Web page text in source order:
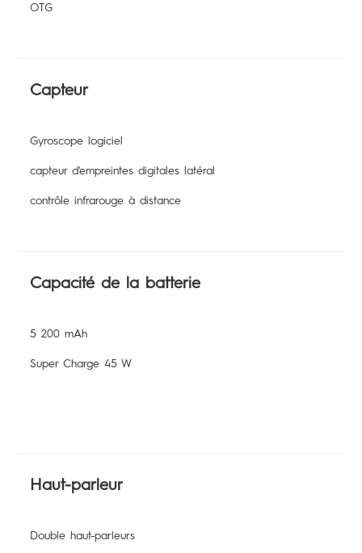
OTG
Capteur
Gyroscope logiciel
capteur d'empreintes digitales latéral
contrôle infrarouge à distance
Capacité de la batterie
5 200 mAh
Super Charge 45 W
Haut-parleur
Double haut-parleurs